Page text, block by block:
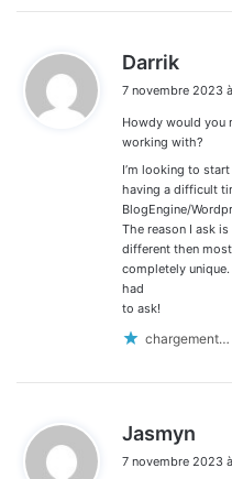
Darrik
t
:
7 novembre 2023
Howdy would you
working with?
I’m looking to
having a difficult
BlogEngine/
The reason I ask
different then
completely
had
to ask!
chargement…
Jasmyn
t
7 novembre 2023